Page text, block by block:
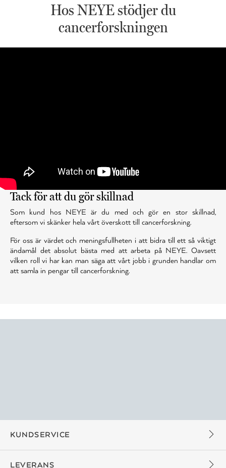
Hos NEYE stödjer du
cancerforskningen
Tack för att du gör skillnad
Som kund hos NEYE är du med och gör en stor skillnad,
eftersom vi skänker hela vårt överskott till cancerforskning.
För oss är värdet och meningsfullheten i att bidra till ett så viktigt
ändamål det absolut bästa med att arbeta på NEYE. Oavsett
vilken roll vi har kan man säga att vårt jobb i grunden handlar om
att samla in pengar till cancerforskning.
KUNDSERVICE
LEVERANS